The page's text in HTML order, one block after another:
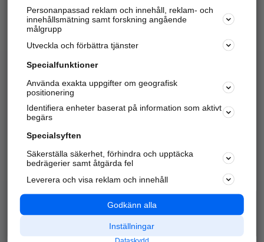
Hitta telefonnummer, adresser, företagsinfo mm.
Marknadsför företaget
Kom igång och annonsera mot
samarbetspartners nära dig.
Alla kategorier
Populära sökningar
API & Kartor
Annonsera
Integritet
Nödnummer
Personanpassad reklam och innehåll, reklam- och
innehållsmätning samt forskning angående
målgrupp
Utveckla och förbättra tjänster
Specialfunktioner
Använda exakta uppgifter om geografisk
positionering
Identifiera enheter baserat på information som aktivt
begärs
Specialsyften
Säkerställa säkerhet, förhindra och upptäcka
bedrägerier samt åtgärda fel
Leverera och visa reklam och innehåll
Godkänn alla
Inställningar
Dataskydd